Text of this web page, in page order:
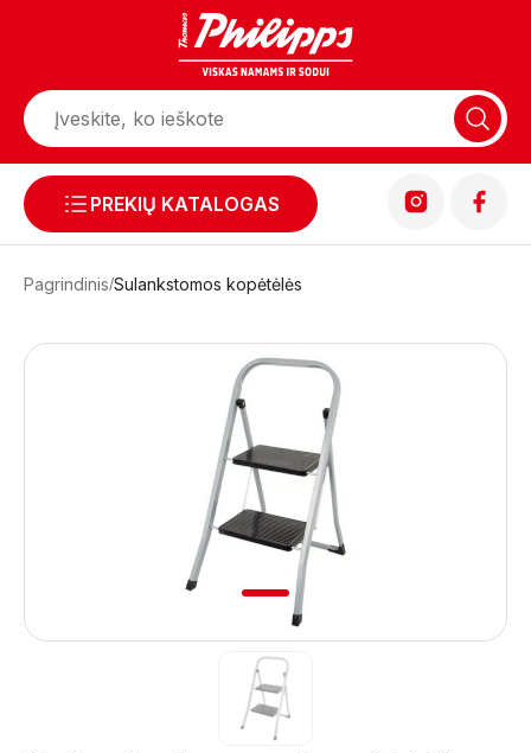
PREKIŲ KATALOGAS
Pagrindinis Sulankstomos kopėtėlės
1